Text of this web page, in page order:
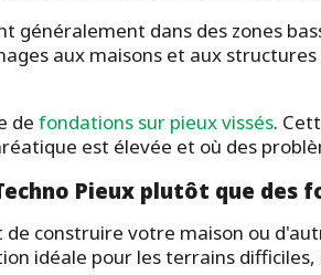
dans des zones
aux maisons et aux
de fondations sur pieux vissés.
est élevée et où des
Pieux plutôt que
construire votre maison ou
idéale pour les terrains